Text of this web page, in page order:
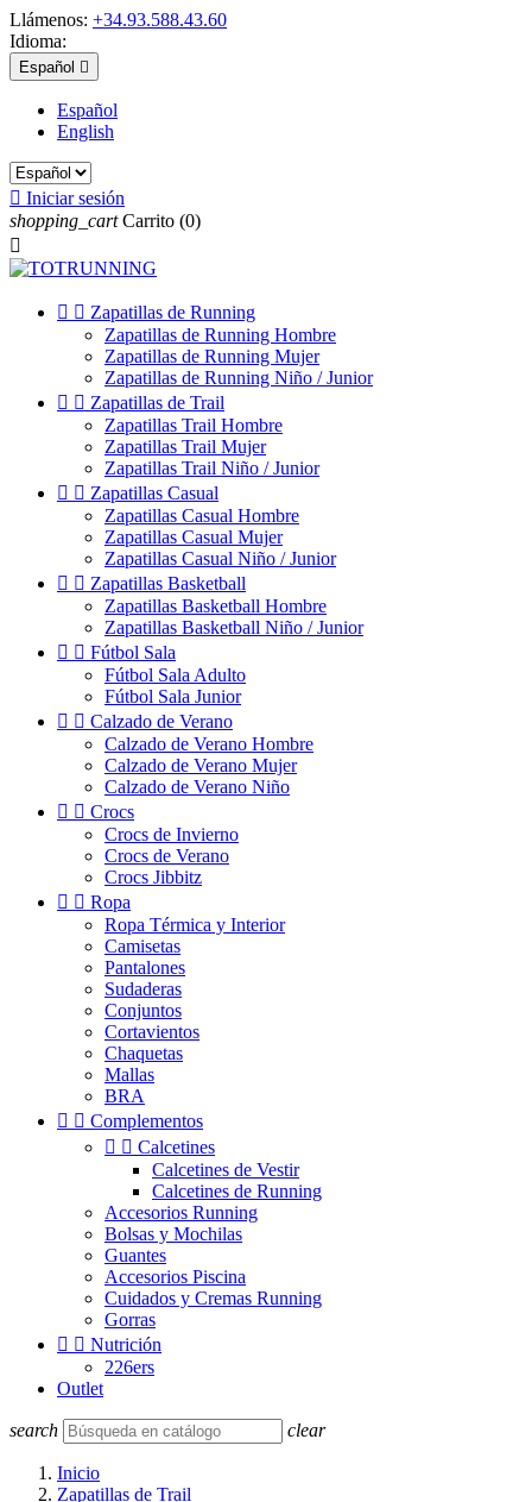
Llámenos: +34.93.588.43.60
Idioma:
Español 
Español
English
 Iniciar sesión
shopping_cart Carrito (0)

  Zapatillas de Running
Zapatillas de Running Hombre
Zapatillas de Running Mujer
Zapatillas de Running Niño / Junior
  Zapatillas de Trail
Zapatillas Trail Hombre
Zapatillas Trail Mujer
Zapatillas Trail Niño / Junior
  Zapatillas Casual
Zapatillas Casual Hombre
Zapatillas Casual Mujer
Zapatillas Casual Niño / Junior
  Zapatillas Basketball
Zapatillas Basketball Hombre
Zapatillas Basketball Niño / Junior
  Fútbol Sala
Fútbol Sala Adulto
Fútbol Sala Junior
  Calzado de Verano
Calzado de Verano Hombre
Calzado de Verano Mujer
Calzado de Verano Niño
  Crocs
Crocs de Invierno
Crocs de Verano
Crocs Jibbitz
  Ropa
Ropa Térmica y Interior
Camisetas
Pantalones
Sudaderas
Conjuntos
Cortavientos
Chaquetas
Mallas
BRA
  Complementos
  Calcetines
Calcetines de Vestir
Calcetines de Running
Accesorios Running
Bolsas y Mochilas
Guantes
Accesorios Piscina
Cuidados y Cremas Running
Gorras
  Nutrición
226ers
Outlet
search clear
Inicio
Zapatillas de Trail